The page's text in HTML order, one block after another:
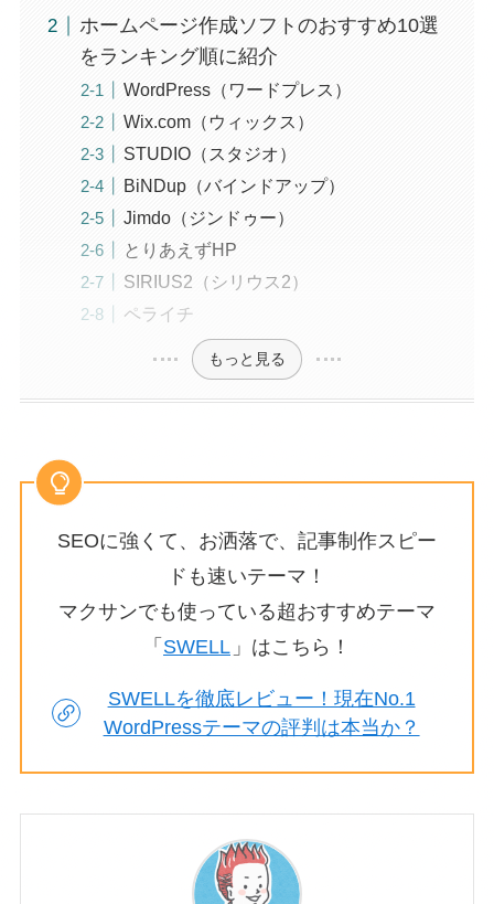
ホームページ作成ソフトのおすすめ10選
をランキング順に紹介
WordPress（ワードプレス）
Wix.com（ウィックス）
STUDIO（スタジオ）
BiNDup（バインドアップ）
Jimdo（ジンドゥー）
とりあえずHP
SIRIUS2（シリウス2）
ペライチ
もっと見る
SEOに強くて、お洒落で、記事制作スピー
ドも速いテーマ！
マクサンでも使っている超おすすめテーマ
「 SWELL 」はこちら！
SWELLを徹底レビュー！現在No.1
WordPressテーマの評判は本当か？